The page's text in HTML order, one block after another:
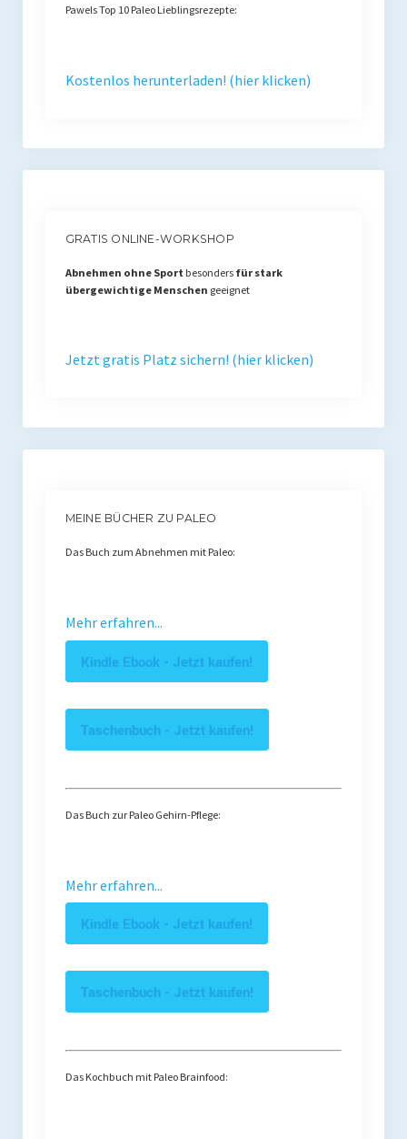
Zunehmen mit Paleo
Gehirn-Pflege Kochbuch
Pawel M. Konefal
Pawels Top 10 Paleo Lieblingsrezepte:
Kostenlos herunterladen! (hier klicken)
GRATIS ONLINE-WORKSHOP
Abnehmen ohne Sport besonders für stark
übergewichtige Menschen geeignet
Jetzt gratis Platz sichern! (hier klicken)
MEINE BÜCHER ZU PALEO
Das Buch zum Abnehmen mit Paleo:
Mehr erfahren...
Kindle Ebook - Jetzt kaufen!
Taschenbuch - Jetzt kaufen!
Das Buch zur Paleo Gehirn-Pflege:
Mehr erfahren...
Kindle Ebook - Jetzt kaufen!
Taschenbuch - Jetzt kaufen!
Das Kochbuch mit Paleo Brainfood: